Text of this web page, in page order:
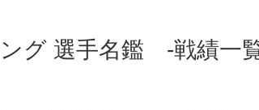
グ 選手名鑑 -戦績一